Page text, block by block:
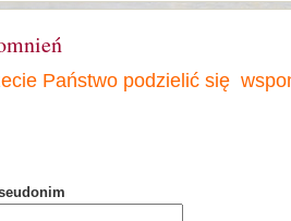
Państwo podzielić się